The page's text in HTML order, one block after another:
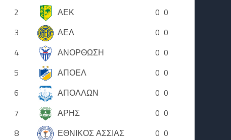
2
ΑΕΚ 0 0
3
ΑΕΛ 0 0
4
ΑΝΟΡΘΩΣΗ 0 0
5
ΑΠΟΕΛ 0 0
6
ΑΠΟΛΛΩΝ 0 0
7
ΑΡΗΣ 0 0
8
ΕΘΝΙΚΟΣ ΑΣΣΙΑΣ 0 0